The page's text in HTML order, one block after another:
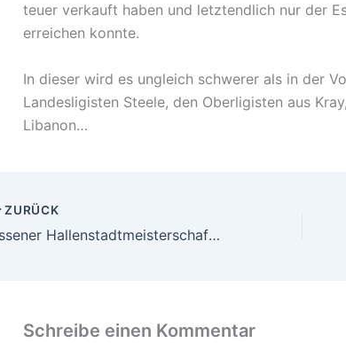
teuer verkauft haben und letztendlich nur der
erreichen konnte.
In dieser wird es ungleich schwerer als in der
Landesligisten Steele, den Oberligisten aus
Libanon…
ZURÜCK
Essener Hallenstadtmeisterschaft 2023- Tag 2 mit der SG Heisingen und dem Essener FC
Schreibe einen Kommentar